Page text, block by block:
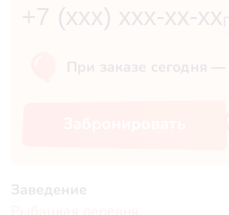
+7 (xxx) xxx-xx-xx
При заказе сегодня —
Заведение